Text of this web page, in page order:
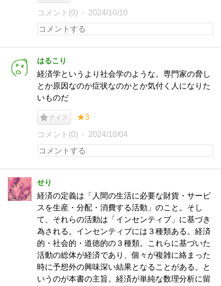
コメント(0) 2024/10/10
はるこり
経済学というより社会学のような。専門家の脅し
とか原因なのか症状なのかとか気付く人になりた
いものだ
ナイス ★3
コメント(0) 2024/10/04
せり
経済の定義は「人間の生活に必要な財貨・サービ
スを生産・分配・消費する活動」のこと。そし
て、それらの活動は「インセンティブ」に基づき
為される。インセンティブには３種類ある。経済
的・社会的・道徳的の３種類。これらに基づいた
活動の総体が経済であり、個々が複雑に絡まった
時に予想外の興味深い結果となることがある。と
いうのが本書の主旨。経済が単純な数理分析に留